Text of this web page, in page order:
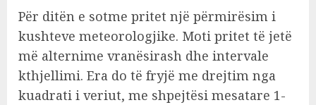
Për ditën e sotme pritet një përmirësim i
kushteve meteorologjike. Moti pritet të jetë
më alternime vranësirash dhe intervale
kthjellimi. Era do të fryjë me drejtim nga
kuadrati i veriut, me shpejtësi mesatare 1-